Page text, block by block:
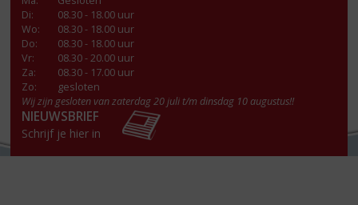
Di:
08.30 - 18.00 uur
Wo:
08.30 - 18.00 uur
Do:
08.30 - 18.00 uur
Vr:
08.30 - 20.00 uur
Za:
08.30 - 17.00 uur
Zo:
gesloten
Wij zijn gesloten van zaterdag 20 juli t/m dinsdag 10 augustus!!
NIEUWSBRIEF
Schrijf je hier in